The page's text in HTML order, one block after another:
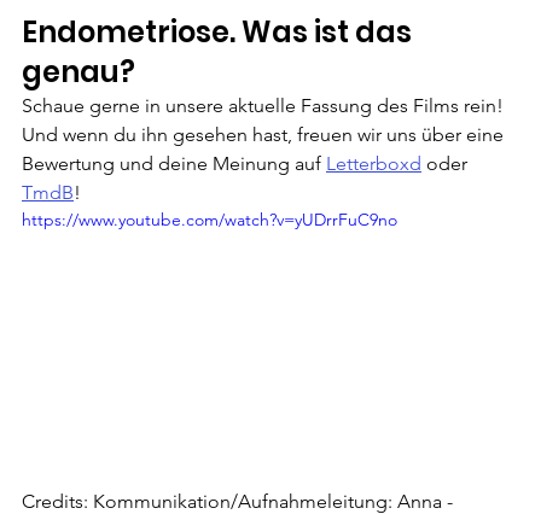
Endometriose. Was ist das
genau?
Schaue gerne in unsere aktuelle Fassung des Films rein!
Und wenn du ihn gesehen hast, freuen wir uns über eine
Bewertung und deine Meinung auf Letterboxd oder
TmdB!
https://www.youtube.com/watch?v=yUDrrFuC9no
Credits: Kommunikation/Aufnahmeleitung: Anna -